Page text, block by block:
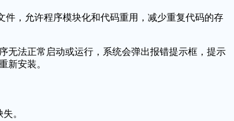
件，允许程序模块化和代码重用，减少重复代码的存
无法正常启动或运行，系统会弹出报错提示框，提示
新安装。
。